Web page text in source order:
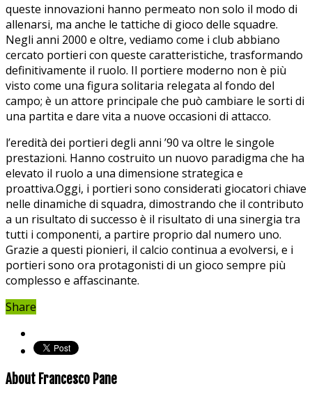
queste innovazioni hanno permeato non solo il modo di
allenarsi, ma anche le tattiche di gioco delle squadre.
Negli anni 2000 ​e oltre, vediamo come‍ i club abbiano
cercato portieri con queste caratteristiche, trasformando
definitivamente il ruolo. Il portiere moderno non è più
visto come​ una figura solitaria relegata al fondo del
campo; è un attore principale che può cambiare le sorti ​di​
una partita e dare vita⁣ a nuove occasioni​ di attacco.
l’eredità dei portieri degli anni ’90 va oltre⁤ le singole
prestazioni.⁤ Hanno costruito un nuovo ‌paradigma che ha
elevato il⁣ ruolo a‌ una dimensione strategica e
proattiva.Oggi, i‍ portieri sono considerati giocatori chiave
nelle​ dinamiche di squadra, ⁢dimostrando che il contributo
a un risultato di​ successo⁤ è il ⁣risultato di una sinergia⁢ tra
tutti i ‌componenti, a partire ‌proprio dal numero uno.
Grazie a questi pionieri, il calcio continua a evolversi, e i
portieri sono ora protagonisti⁢ di un gioco sempre più
complesso e affascinante.
Share
About Francesco Pane